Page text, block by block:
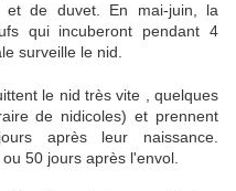
de duvet. En mai-juin, la
qui incuberont pendant 4
surveille le nid.
le nid très vite , quelques
de nidicoles) et prennent
après leur naissance.
50 jours après l'envol.